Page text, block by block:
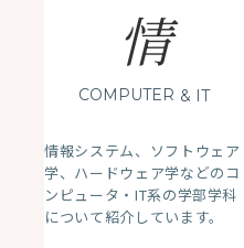
情
COMPUTER & IT
情報システム、ソフトウェア
学、ハードウェア学などのコ
ンピュータ・IT系の学部学科
について紹介しています。